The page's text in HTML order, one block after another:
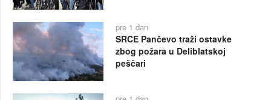
pre 1 dan
SRCE Pančevo traži ostavke
zbog požara u Deliblatskoj
peščari